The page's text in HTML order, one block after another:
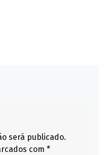
será publicado.
com *